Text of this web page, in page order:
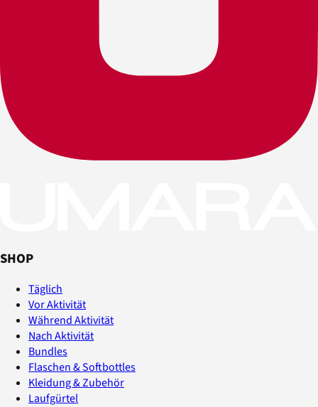
SHOP
Täglich
Vor Aktivität
Während Aktivität
Nach Aktivität
Bundles
Flaschen & Softbottles
Kleidung & Zubehör
Laufgürtel